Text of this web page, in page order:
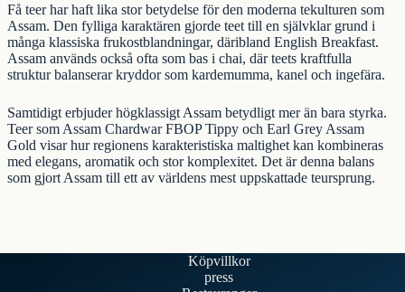
Få teer har haft lika stor betydelse för den moderna tekulturen som
Assam. Den fylliga karaktären gjorde teet till en självklar grund i
många klassiska frukostblandningar, däribland English Breakfast.
Assam används också ofta som bas i chai, där teets kraftfulla
struktur balanserar kryddor som kardemumma, kanel och ingefära.
Samtidigt erbjuder högklassigt Assam betydligt mer än bara styrka.
Teer som Assam Chardwar FBOP Tippy och Earl Grey Assam
Gold visar hur regionens karakteristiska maltighet kan kombineras
med elegans, aromatik och stor komplexitet. Det är denna balans
som gjort Assam till ett av världens mest uppskattade teursprung.
Köpvillkor
press